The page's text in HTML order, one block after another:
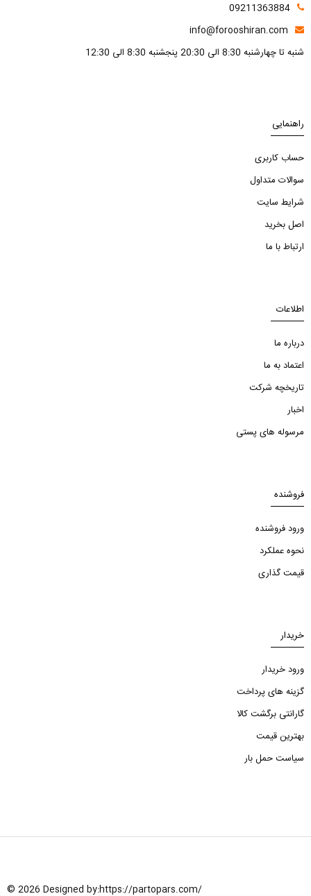
09211363884
info@forooshiran.com
شنبه تا چهارشنبه 8:30 الی 20:30 پنجشنبه 8:30 الی 12:30
راهنمایی
حساب کاربری
سوالات متداول
شرایط سایت
اصل بخرید
ارتباط با ما
اطلاعات
درباره ما
اعتماد به ما
تاریخچه شرکت
اخبار
مرسوله های پستی
فروشنده
ورود فروشنده
نحوه عملکرد
قیمت گذاری
خریدار
ورود خریدار
گزینه های پرداخت
گارانتی برگشت کالا
بهترین قیمت
سیاست حمل بار
© 2026 Designed by:https://partopars.com/